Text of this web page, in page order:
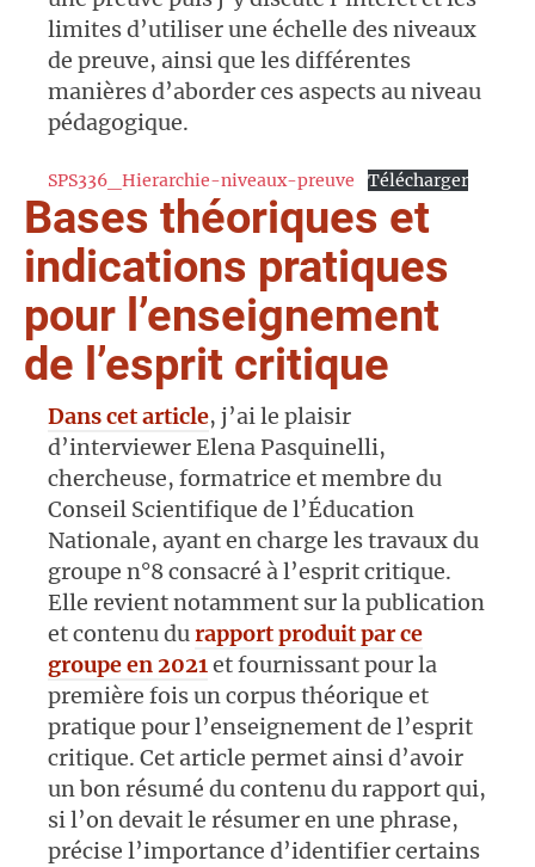
limites d’utiliser une échelle des niveaux
de preuve, ainsi que les différentes
manières d’aborder ces aspects au niveau
pédagogique.
SPS336_Hierarchie-niveaux-preuve Télécharger
Bases théoriques et
indications pratiques
pour l’enseignement
de l’esprit critique
Dans cet article, j’ai le plaisir
d’interviewer Elena Pasquinelli,
chercheuse, formatrice et membre du
Conseil Scientifique de l’Éducation
Nationale, ayant en charge les travaux du
groupe n°8 consacré à l’esprit critique.
Elle revient notamment sur la publication
et contenu durapport produit par ce
groupe en 2021et fournissant pour la
première fois un corpus théorique et
pratique pour l’enseignement de l’esprit
critique. Cet article permet ainsi d’avoir
un bon résumé du contenu du rapport qui,
si l’on devait le résumer en une phrase,
précise l’importance d’identifier certains